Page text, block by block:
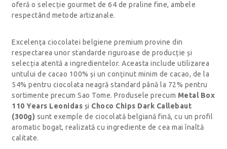
oferă o selecție gourmet de 64 de praline fine, ambele
respectând metode artizanale.
Excelența ciocolatei belgiene premium provine din
respectarea unor standarde riguroase de producție și
selecția atentă a ingredientelor. Aceasta include utilizarea
untului de cacao 100% și un conținut minim de cacao, de la
54% pentru ciocolata neagră standard până la 72% pentru
sortimente precum Sao Tome. Produsele precum Metal Box
110 Years Leonidas și Choco Chips Dark Callebaut
(300g) sunt exemple de ciocolată belgiană fină, cu un profil
aromatic bogat, realizată cu ingrediente de cea mai înaltă
calitate.